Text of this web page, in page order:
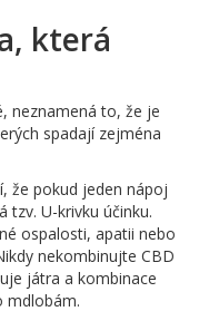
která
neznamená to, že je
spadají zejména
že pokud jeden nápoj
tzv. U-krivku účinku.
ospalosti, apatii nebo
nekombinujte CBD
játra a kombinace
mdlobám.